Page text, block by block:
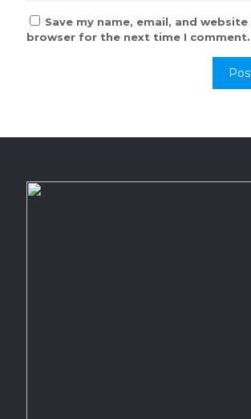
Save my name, email, and
browser for the next time I comment.